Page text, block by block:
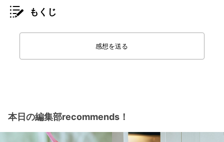
もくじ
感想を送る
本日の編集部recommends！